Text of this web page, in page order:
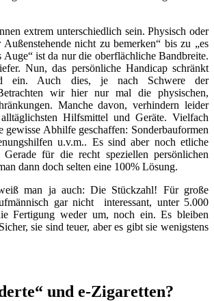
extrem unterschiedlich sein. Physisch oder
nicht zu bemerken“ bis zu „es
ist da nur die oberflächliche Bandbreite.
Nun, das persönliche Handicap schränkt
ein. Auch dies, je nach Schwere der
wir hier nur mal die physischen,
Manche davon, verhindern leider
Hilfsmittel und Geräte. Vielfach
gewisse Abhilfe geschaffen: Sonderbauformen
u.v.m.. Es sind aber noch etliche
Gerade für die recht speziellen persönlichen
dann doch selten eine 100% Lösung.
man ja auch: Die Stückzahl! Für große
gar nicht interessant, unter 5.000
Fertigung weder um, noch ein. Es bleiben
sie sind teuer, aber es gibt sie wenigstens
und e-Zigaretten?